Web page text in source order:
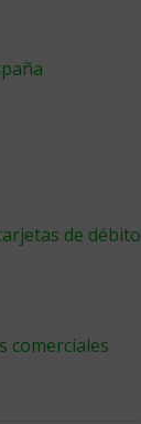
de débito
comerciales